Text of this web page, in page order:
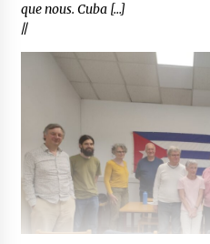
que nous. Cuba […]
//